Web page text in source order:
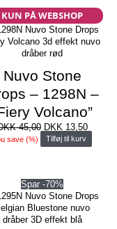
KUN PÅ WEBSHOP
Nuvo Stone
– 1298N –
Volcano”
45,00 Den
oprindelige
pris
DKK 13,50Den
pris
save (%) Tilføj til kurv
Spar -70%